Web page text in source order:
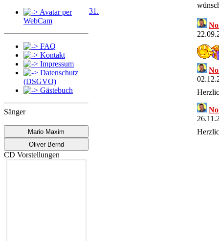
Avatar per
WebCam
FAQ
Kontakt
Impressum
Datenschutz
(DSGVO)
Gästebuch
Sänger
Mario Maxim
Oliver Bernd
CD Vorstellungen
31.